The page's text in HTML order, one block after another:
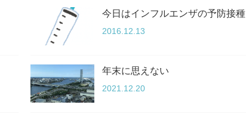
今日はインフルエンザの予防接種
2016.12.13
年末に思えない
2021.12.20